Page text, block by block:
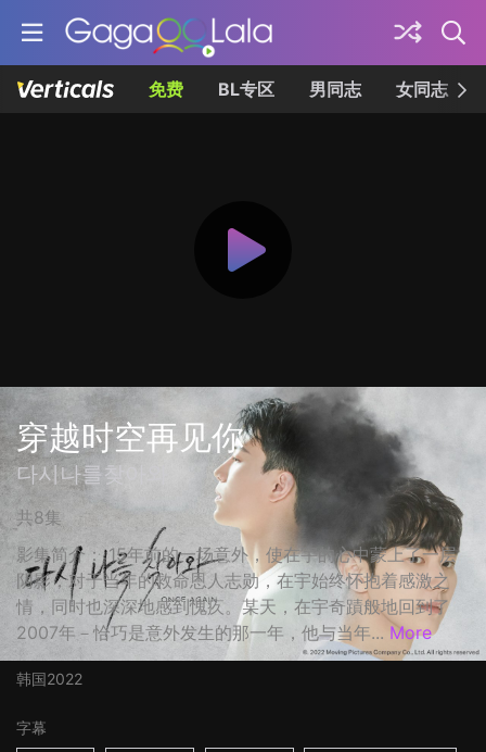
免费 BL专区 男同志 女同志
穿越时空再见你
다시나를찾아와
共8集
影集简介： 15年前的一场意外，使在宇的心中蒙上了一层
阴影，对于当年的救命恩人志勋，在宇始终怀抱着感激之
情，同时也深深地感到愧疚。某天，在宇奇蹟般地回到了
2007年－恰巧是意外发生的那一年，他与当年... More
韩国2022
字幕